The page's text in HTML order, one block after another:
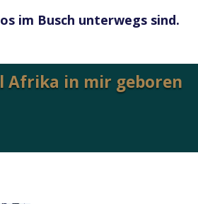
im Busch unterwegs sind.
Afrika in mir geboren